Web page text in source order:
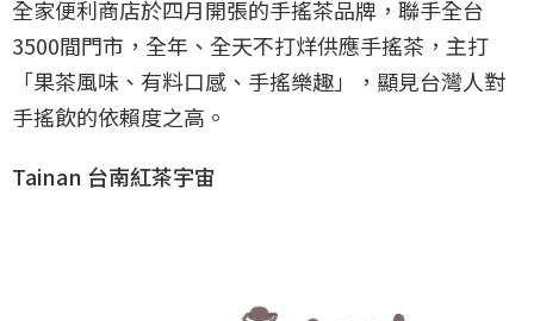
全家便利商店於四月開張的手搖茶品牌，聯手全台
3500間門市，全年、全天不打烊供應手搖茶，主打
「果茶風味、有料口感、手搖樂趣」，顯見台灣人對
手搖飲的依賴度之高。
Tainan 台南紅茶宇宙